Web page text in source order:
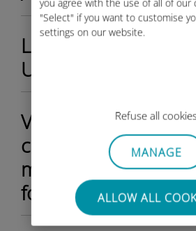
you agree with the use of all of our
"Select" if you want to customise
settings on our website.
Refuse all
MANAGE
ALLOW ALL
La 5G est-elle
Ubigi ?
Vais-je recevoir un
chaque fois que je
mon compte Ubigi
forfait eSIM data ?